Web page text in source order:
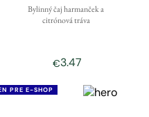
Bylinný čaj harmanček a
citrónová tráva
€3.47
PRE E-SHOP